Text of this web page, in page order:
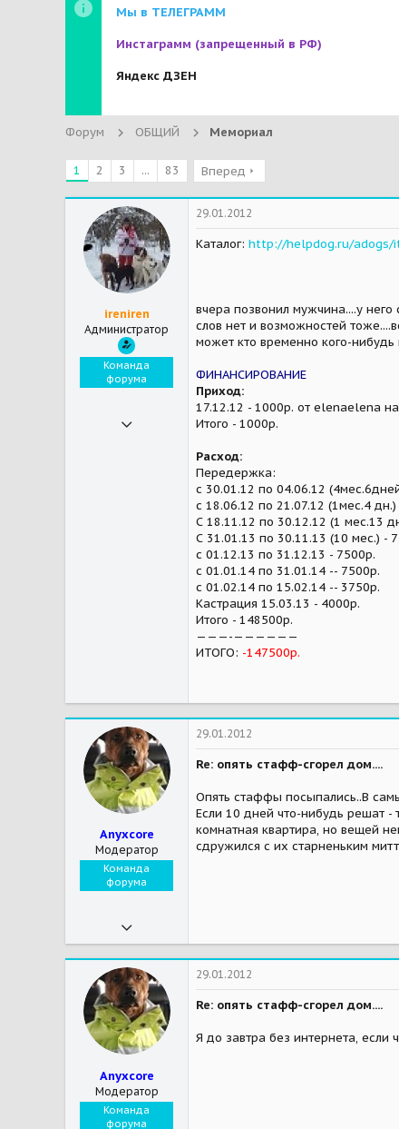
Мы в ТЕЛЕГРАММ
Инстаграмм (запрещенный в РФ)
Яндекс ДЗЕН
Форум ОБЩИЙ Мемориал
1 2 3 ... 83 Вперед
ireniren
Администратор
Команда
форума
29.01.2012
Каталог: http://helpdog.ru/adogs/
вчера позвонил мужчина....у
слов нет и возможностей
может кто временно кого-нибудь
ФИНАНСИРОВАНИЕ
Приход:
17.12.12 - 1000р. от elenaelena
Итого - 1000р.
Расход:
Передержка:
с 30.01.12 по 04.06.12
с 18.06.12 по 21.07.12 (1мес.4
С 18.11.12 по 30.12.12 (1 мес.13
С 31.01.13 по 30.11.13 (10 мес.) -
с 01.12.13 по 31.12.13 - 7500р.
c 01.01.14 по 31.01.14 -- 7500р.
с 01.02.14 по 15.02.14 -- 3750р.
Кастрация 15.03.13 - 4000р.
Итого - 148500р.
———-——————
ИТОГО: -147500р.
Anyxcore
Модератор
Команда
форума
17 479
63
37
Москва
Мои зверушки
29.01.2012
Re: опять стафф-сгорел дом....
Опять стаффы посыпались..В
Если 10 дней что-нибудь решат -
комнатная квартира, но вещей
сдружился с их старненьким
Anyxcore
Модератор
Команда
форума
29.01.2012
Re: опять стафф-сгорел дом....
Я до завтра без интернета, если